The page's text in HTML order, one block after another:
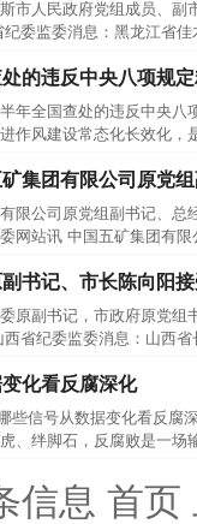
人民政府党组成员、
委监委消息：黑龙江省
的违反中央八项规
年全国查处的违反中央
风建设常态化长效化，
集团有限公司原党
公司原党组副书记、总
站讯 中国五矿集团有限
书记、市长陈向阳
副书记，市政府原党
省纪委监委消息：山西
化看反腐深化
些信号从数据变化看反
、绊脚石，反腐败是一场
信息 首页